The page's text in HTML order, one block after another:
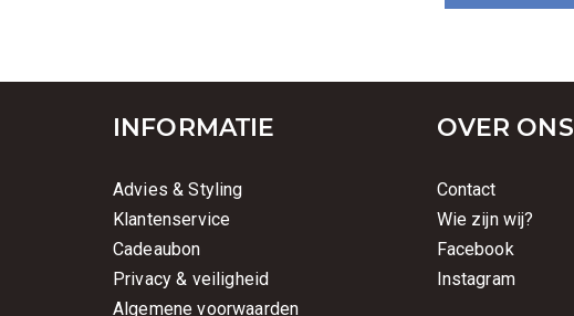
INFORMATIE
Advies & Styling
Klantenservice
Cadeaubon
Privacy & veiligheid
Algemene voorwaarden
OVER ONS
Contact
Wie zijn wij?
Facebook
Instagram